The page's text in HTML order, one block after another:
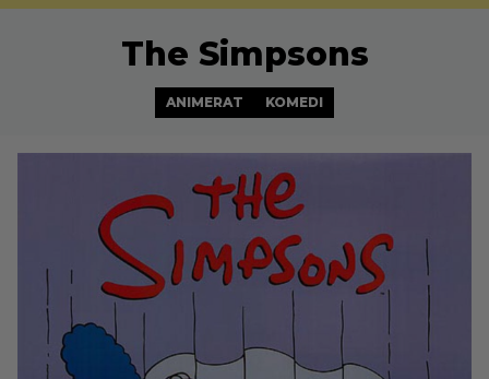
The Simpsons
ANIMERAT KOMEDI